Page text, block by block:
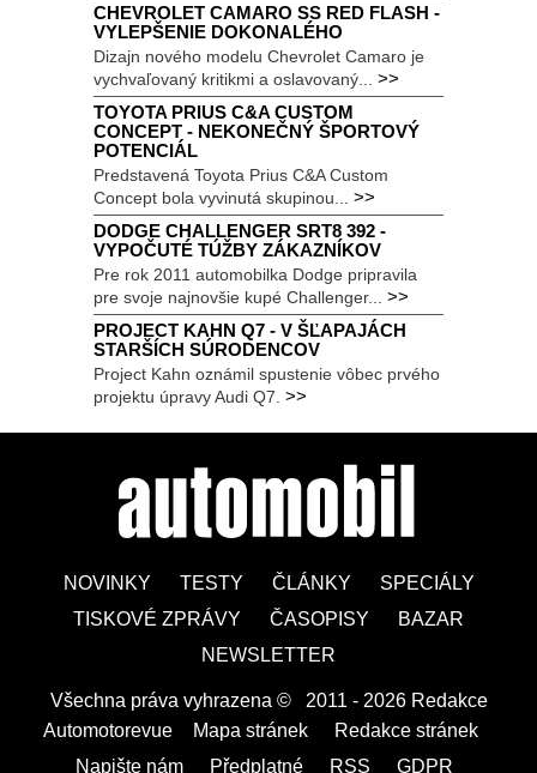
CHEVROLET CAMARO SS RED FLASH -
VYLEPŠENIE DOKONALÉHO
Dizajn nového modelu Chevrolet Camaro je
vychvaľovaný kritikmi a oslavovaný... >>
TOYOTA PRIUS C&A CUSTOM
CONCEPT - NEKONEČNÝ ŠPORTOVÝ
POTENCIÁL
Predstavená Toyota Prius C&A Custom
Concept bola vyvinutá skupinou... >>
DODGE CHALLENGER SRT8 392 -
VYPOČUTÉ TÚŽBY ZÁKAZNÍKOV
Pre rok 2011 automobilka Dodge pripravila
pre svoje najnovšie kupé Challenger... >>
PROJECT KAHN Q7 - V ŠĽAPAJÁCH
STARŠÍCH SÚRODENCOV
Project Kahn oznámil spustenie vôbec prvého
projektu úpravy Audi Q7. >>
NOVINKY TESTY ČLÁNKY
SPECIÁLY
TISKOVÉ ZPRÁVY
ČASOPISY
BAZAR
NEWSLETTER
Všechna práva vyhrazena ©
2011 - 2026 Redakce
Automotorevue
Mapa stránek Redakce stránek
Napište nám
Předplatné RSS GDPR